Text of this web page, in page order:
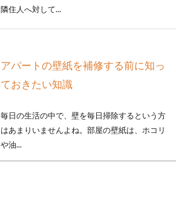
隣住人へ対して...
アパートの壁紙を補修する前に知っ
ておきたい知識
毎日の生活の中で、壁を毎日掃除するという方
はあまりいませんよね。部屋の壁紙は、ホコリ
や油...